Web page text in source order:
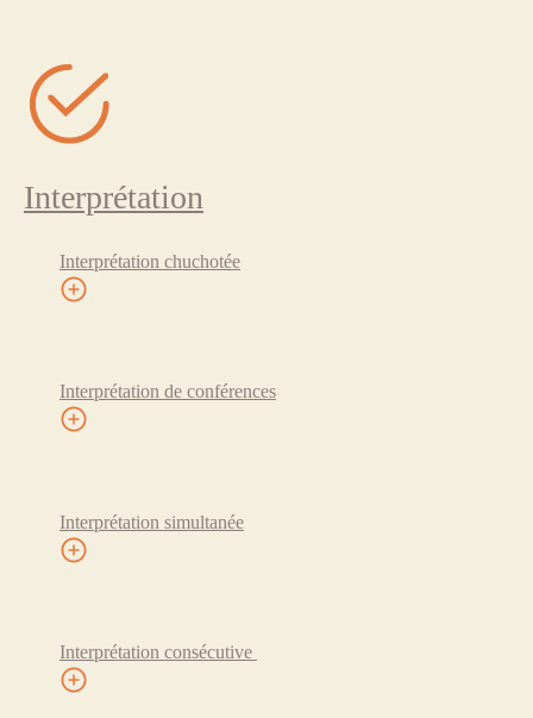
Interprétation
Interprétation chuchotée
Interprétation de conférences
Interprétation simultanée
Interprétation consécutive